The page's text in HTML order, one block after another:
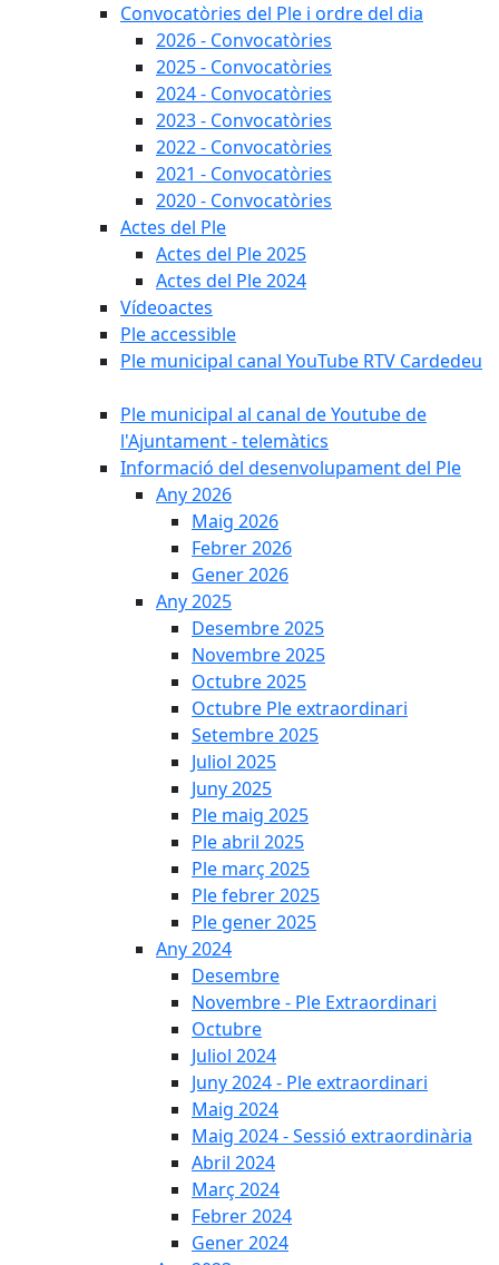
Convocatòries del Ple i ordre del dia
2026 - Convocatòries
2025 - Convocatòries
2024 - Convocatòries
2023 - Convocatòries
2022 - Convocatòries
2021 - Convocatòries
2020 - Convocatòries
Actes del Ple
Actes del Ple 2025
Actes del Ple 2024
Vídeoactes
Ple accessible
Ple municipal canal YouTube RTV Cardedeu
Ple municipal al canal de Youtube de
l'Ajuntament - telemàtics
Informació del desenvolupament del Ple
Any 2026
Maig 2026
Febrer 2026
Gener 2026
Any 2025
Desembre 2025
Novembre 2025
Octubre 2025
Octubre Ple extraordinari
Setembre 2025
Juliol 2025
Juny 2025
Ple maig 2025
Ple abril 2025
Ple març 2025
Ple febrer 2025
Ple gener 2025
Any 2024
Desembre
Novembre - Ple Extraordinari
Octubre
Juliol 2024
Juny 2024 - Ple extraordinari
Maig 2024
Maig 2024 - Sessió extraordinària
Abril 2024
Març 2024
Febrer 2024
Gener 2024